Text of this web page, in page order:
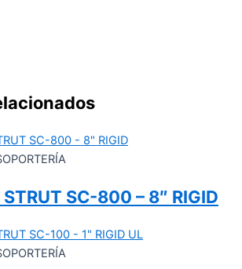
SC-800 – 8″ RIGID